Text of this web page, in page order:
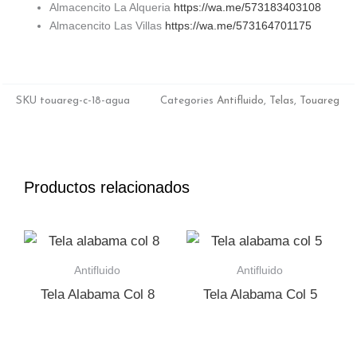
Almacencito La Alqueria https://wa.me/573183403108
Almacencito Las Villas https://wa.me/573164701175
SKU touareg-c-18-agua Categories Antifluido Telas Touareg
Productos relacionados
Antifluido
Tela Alabama Col 8
Antifluido
Tela Alabama Col 5